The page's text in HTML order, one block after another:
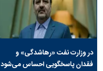
در وزارت نفت «رهاشدگی» و
فقدان پاسخگویی احساس می‌شود